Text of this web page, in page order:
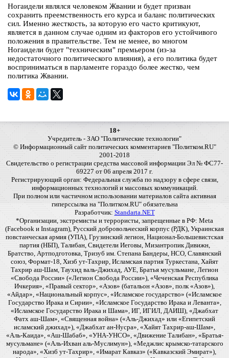
Ногаидели являлся человеком Жвании и будет призван
сохранить преемственность его курса и баланс политических
сил. Именно жесткость, за которую его часто критикуют,
является в данном случае одним из факторов его устойчивого
положения в правительстве. Тем не менее, во многом
Ногаидели будет "техническим" премьером (из-за
недостаточного политического влияния), а его политика будет
восприниматься в парламенте гораздо более жестко, чем
политика Жвании.
18+
Учредитель - ЗАО "Политические технологии"
© Информационный сайт политических комментариев "Политком.RU"
2001-2018
Свидетельство о регистрации средства массовой информации Эл № ФС77-
69227 от 06 апреля 2017 г.
Регистрирующий орган: Федеральная служба по надзору в сфере связи,
информационных технологий и массовых коммуникаций.
При полном или частичном использовании материалов сайта активная
гиперссылка на "Политком.RU" обязательна
Разработчик: Standarta.NET
*Организации, экстремисты и террористы, запрещенные в РФ: Meta
(Facebook и Instagram), Русский добровольческий корпус (РДК), Украинская
повстанческая армия (УПА), Грузинский легион, Национал-Большевистская
партия (НБП), Талибан, Свидетели Иеговы, Мизантропик Дивижн,
Братство, Артподготовка, Тризуб им. Степана Бандеры, НСО, Славянский
союз, Формат-18, Хизб ут-Тахрир, Исламская партия Туркестана, Хайят
Тахрир аш-Шам, Таухид валь-Джихад, АУЕ, Братья мусульмане, Легион
«Свобода России» («Легион Свобода России»), «Чеченская Республика
Ичкерия», «Правый сектор», «Азов» (батальон «Азов», полк «Азов»),
«Айдар», «Национальный корпус», «Исламское государство» («Исламское
Государство Ирака и Сирии», «Исламское Государство Ирака и Леванта»,
«Исламское Государство Ирака и Шама», ИГ, ИГИЛ, ДАИШ), «Джабхат
Фатх аш-Шам», «Священная война» («Аль-Джихад» или «Египетский
исламский джихад»), «Джабхат ан-Нусра», «Хайят Тахрир-аш-Шам»,
«Аль-Каида», «Аш-Шабаб», «УНА-УНСО», «Движение Талибан», «Братья-
мусульмане» («Аль-Ихван аль-Муслимун»), «Меджлис крымско-татарского
народа», «Хизб ут-Тахрир», «Имарат Кавказ» («Кавказский Эмират»),